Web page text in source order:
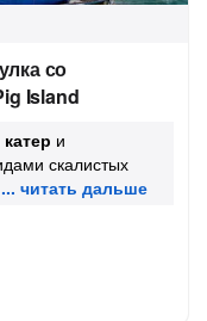
со
Island
катер и
скалистых